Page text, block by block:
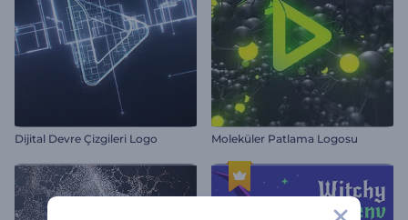
Dijital Devre Çizgileri Logo Moleküler Patlama Logosu